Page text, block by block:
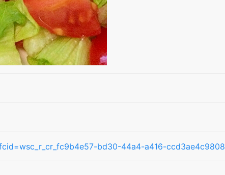
bd30-44a4-a416-ccd3ae4c9808